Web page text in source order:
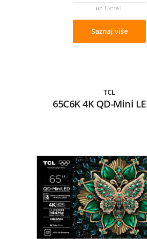
uz Extra L
Saznaj više
TCL
65C6K 4K QD-Mini